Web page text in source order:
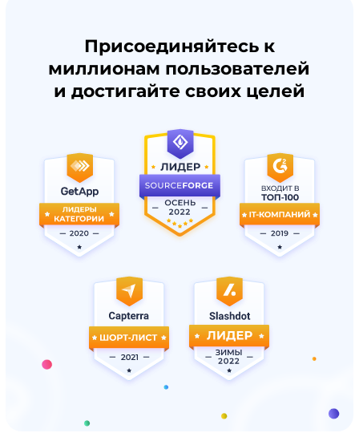
Присоединяйтесь к
миллионам пользователей
и достигайте своих целей